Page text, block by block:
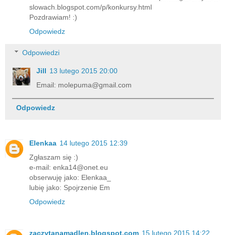
slowach.blogspot.com/p/konkursy.html
Pozdrawiam! :)
Odpowiedz
Odpowiedzi
Jill 13 lutego 2015 20:00
Email: molepuma@gmail.com
Odpowiedz
Elenkaa 14 lutego 2015 12:39
Zgłaszam się :)
e-mail: enka14@onet.eu
obserwuję jako: Elenkaa_
lubię jako: Spojrzenie Em
Odpowiedz
zaczytanamadlen.blogspot.com 15 lutego 2015 14:22